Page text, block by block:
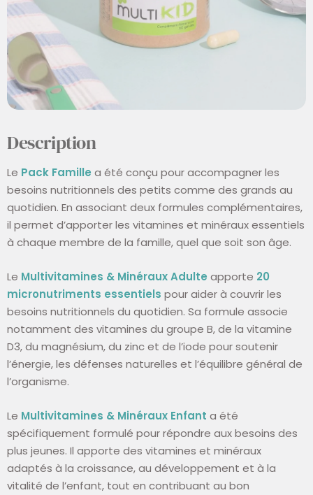
Description
Le Pack Famille a été conçu pour accompagner les
besoins nutritionnels des petits comme des grands au
quotidien. En associant deux formules complémentaires,
il permet d’apporter les vitamines et minéraux essentiels
à chaque membre de la famille, quel que soit son âge.
Le Multivitamines & Minéraux Adulte apporte 20
micronutriments essentiels pour aider à couvrir les
besoins nutritionnels du quotidien. Sa formule associe
notamment des vitamines du groupe B, de la vitamine
D3, du magnésium, du zinc et de l’iode pour soutenir
l’énergie, les défenses naturelles et l’équilibre général de
l’organisme.
Le Multivitamines & Minéraux Enfant a été
spécifiquement formulé pour répondre aux besoins des
plus jeunes. Il apporte des vitamines et minéraux
adaptés à la croissance, au développement et à la
vitalité de l’enfant, tout en contribuant au bon